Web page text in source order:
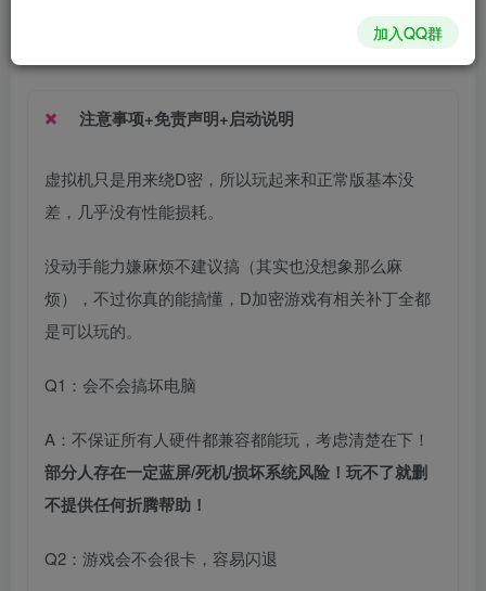
关注 私信
注意事项+免责声明+启动说明
虚拟机只是用来绕D密，所以玩起来和正常版基本没
差，几乎没有性能损耗。
没动手能力嫌麻烦不建议搞（其实也没想象那么麻
烦），不过你真的能搞懂，D加密游戏有相关补丁全都
是可以玩的。
Q1：会不会搞坏电脑
A：不保证所有人硬件都兼容都能玩，考虑清楚在下！
部分人存在一定蓝屏/死机/损坏系统风险！玩不了就删
不提供任何折腾帮助！
Q2：游戏会不会很卡，容易闪退
加入QQ群